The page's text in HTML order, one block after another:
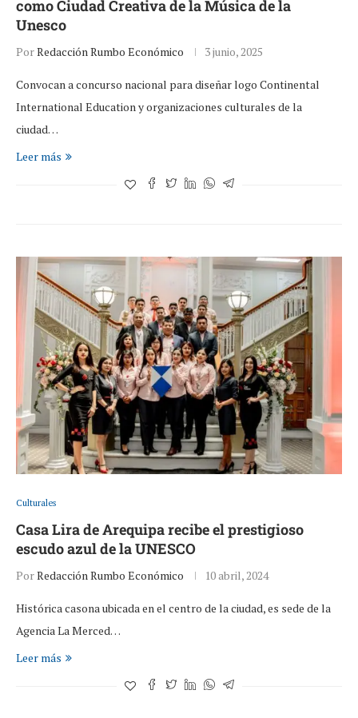
como Ciudad Creativa de la Música de la
Unesco
PorRedacción Rumbo Económico 3 junio, 2025
Convocan a concurso nacional para diseñar logo Continental
International Education y organizaciones culturales de la
ciudad…
Leer más
Culturales
Casa Lira de Arequipa recibe el prestigioso
escudo azul de la UNESCO
PorRedacción Rumbo Económico 10 abril, 2024
Histórica casona ubicada en el centro de la ciudad, es sede de la
Agencia La Merced…
Leer más